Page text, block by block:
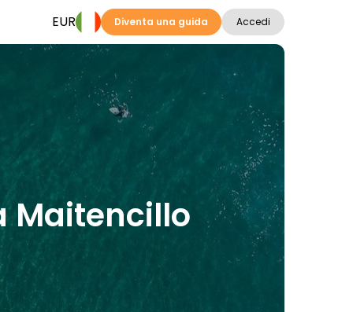
EUR Diventa una guida Accedi
Maitencillo